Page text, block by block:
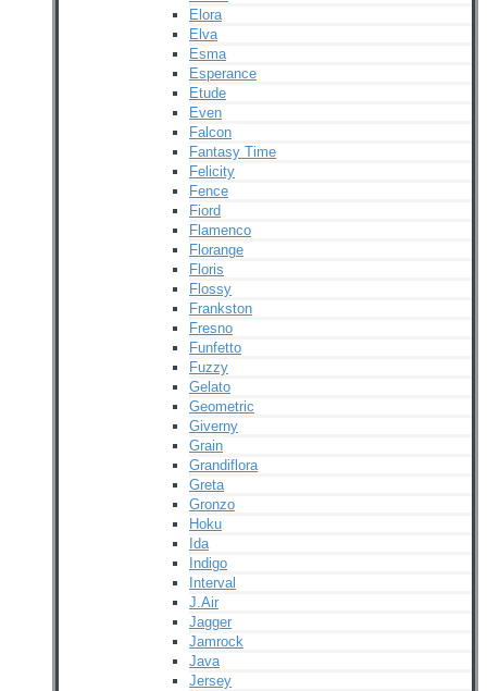
Elora
Elva
Esma
Esperance
Etude
Even
Falcon
Fantasy Time
Felicity
Fence
Fiord
Flamenco
Florange
Floris
Flossy
Frankston
Fresno
Funfetto
Fuzzy
Gelato
Geometric
Giverny
Grain
Grandiflora
Greta
Gronzo
Hoku
Ida
Indigo
Interval
J.Air
Jagger
Jamrock
Java
Jersey